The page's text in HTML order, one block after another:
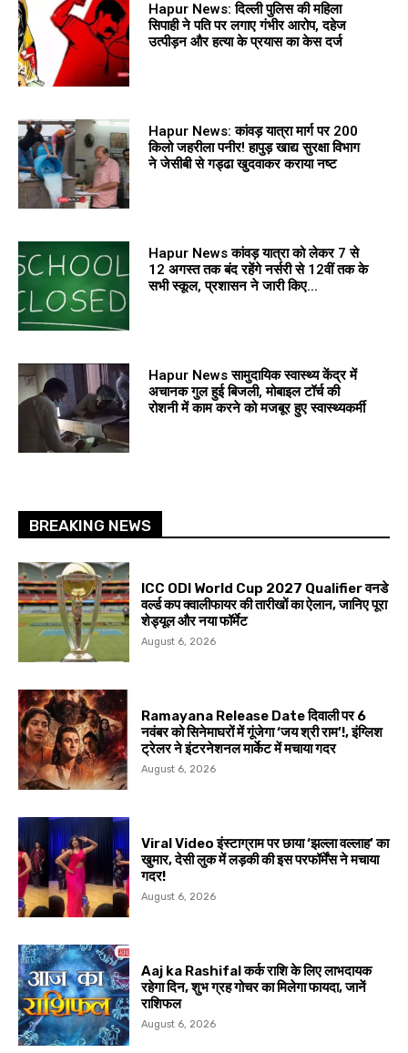
Hapur News: दिल्ली पुलिस की महिला
सिपाही ने पति पर लगाए गंभीर आरोप, दहेज
उत्पीड़न और हत्या के प्रयास का केस दर्ज
Hapur News: कांवड़ यात्रा मार्ग पर 200
किलो जहरीला पनीर! हापुड़ खाद्य सुरक्षा विभाग
ने जेसीबी से गड्ढा खुदवाकर कराया नष्ट
Hapur News कांवड़ यात्रा को लेकर 7 से
12 अगस्त तक बंद रहेंगे नर्सरी से 12वीं तक के
सभी स्कूल, प्रशासन ने जारी किए...
Hapur News सामुदायिक स्वास्थ्य केंद्र में
अचानक गुल हुई बिजली, मोबाइल टॉर्च की
रोशनी में काम करने को मजबूर हुए स्वास्थ्यकर्मी
BREAKING NEWS
ICC ODI World Cup 2027 Qualifier वनडे
वर्ल्ड कप क्वालीफायर की तारीखों का ऐलान, जानिए पूरा
शेड्यूल और नया फॉर्मेट
August 6, 2026
Ramayana Release Date दिवाली पर 6
नवंबर को सिनेमाघरों में गूंजेगा ‘जय श्री राम’!, इंग्लिश
ट्रेलर ने इंटरनेशनल मार्केट में मचाया गदर
August 6, 2026
Viral Video इंस्टाग्राम पर छाया ‘झल्ला वल्लाह’ का
खुमार, देसी लुक में लड़की की इस परफॉर्मेंस ने मचाया
गदर!
August 6, 2026
Aaj ka Rashifal कर्क राशि के लिए लाभदायक
रहेगा दिन, शुभ ग्रह गोचर का मिलेगा फायदा, जानें
राशिफल
August 6, 2026